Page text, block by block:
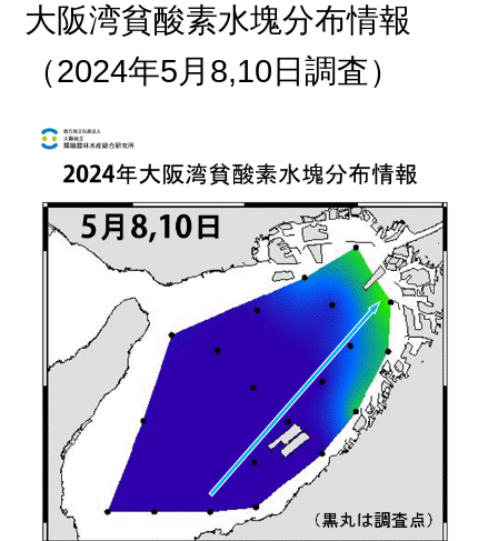
大阪湾貧酸素水塊分布情報
（2024年5月8,10日調査）